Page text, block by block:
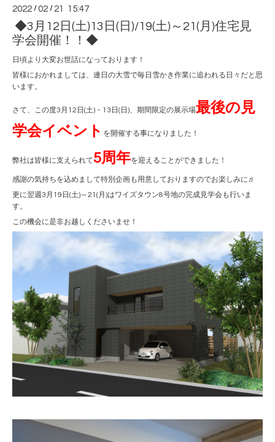
2022 /02 / 21 15:47
◆3月12日(土)13日(日)/19(土)～21(月)住宅見
学会開催！！◆
日頃より大変お世話になっております！
皆様におかれましては、連日の大雪で毎日雪かき作業に追われる日々だと思
います。
さて、この度3月12日(土)・13日(日)、期間限定の展示場最後の見
学会イベント を開催する事になりました！
弊社は皆様に支えられて5周年を迎えることができました！
感謝の気持ちを込めまして特別企画も用意しておりますのでお楽しみに♬
更に翌週3月19日(土)～21(月)はワイズタウン8号地の完成見学会も行いま
す。
この機会に是非お越しくださいませ！